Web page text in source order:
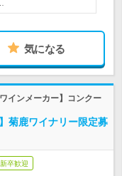
気になる
インメーカー】コンクー
菊鹿ワイナリー限定募
卒歓迎